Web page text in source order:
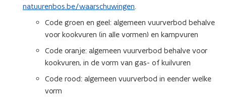
e
n
e
r
)
w
v
e
n
s
n
natuurenbos.be/waarschuwingen.
Code groen en geel: algemeen vuurverbod behalve
voor kookvuren (in alle vormen) en kampvuren
Code oranje: algemeen vuurverbod behalve voor
kookvuren, in de vorm van gas- of kuilvuren
Code rood: algemeen vuurverbod in eender welke
vorm